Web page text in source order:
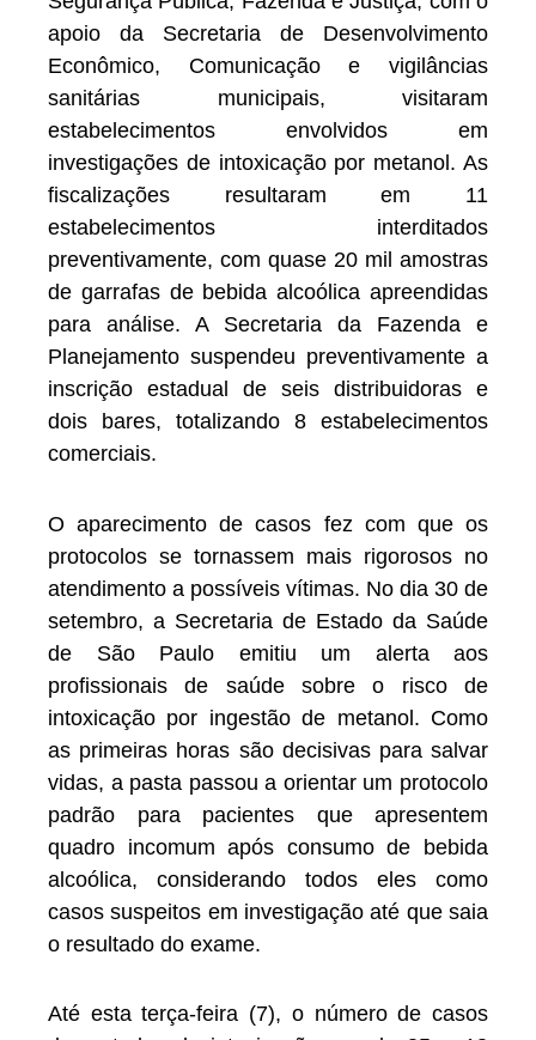
apoio da Secretaria de Desenvolvimento
Econômico, Comunicação e vigilâncias
sanitárias municipais, visitaram
estabelecimentos envolvidos em
investigações de intoxicação por metanol. As
fiscalizações resultaram em 11
estabelecimentos interditados
preventivamente, com quase 20 mil amostras
de garrafas de bebida alcoólica apreendidas
para análise. A Secretaria da Fazenda e
Planejamento suspendeu preventivamente a
inscrição estadual de seis distribuidoras e
dois bares, totalizando 8 estabelecimentos
comerciais.
O aparecimento de casos fez com que os
protocolos se tornassem mais rigorosos no
atendimento a possíveis vítimas. No dia 30 de
setembro, a Secretaria de Estado da Saúde
de São Paulo emitiu um alerta aos
profissionais de saúde sobre o risco de
intoxicação por ingestão de metanol. Como
as primeiras horas são decisivas para salvar
vidas, a pasta passou a orientar um protocolo
padrão para pacientes que apresentem
quadro incomum após consumo de bebida
alcoólica, considerando todos eles como
casos suspeitos em investigação até que saia
o resultado do exame.
Até esta terça-feira (7), o número de casos